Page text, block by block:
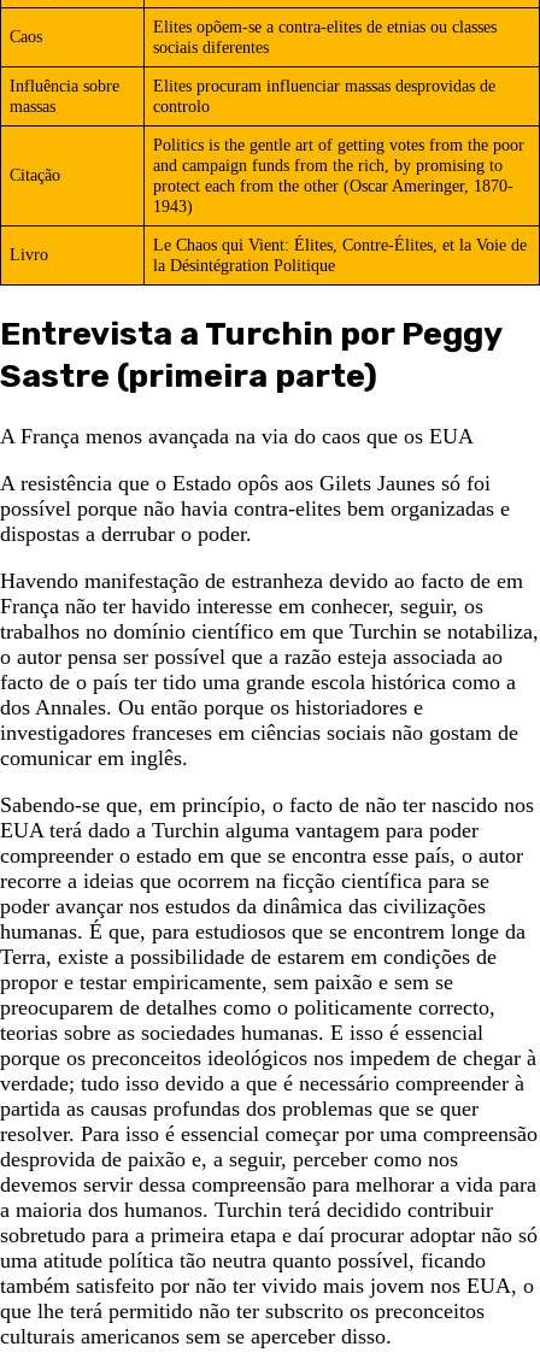
Caos
Elites opõem-se a contra-elites de etnias ou classes
sociais diferentes
Influência sobre
massas
Elites procuram influenciar massas desprovidas de
controlo
Citação
Politics is the gentle art of getting votes from the poor
and campaign funds from the rich, by promising to
protect each from the other (Oscar Ameringer, 1870-
1943)
Livro
Le Chaos qui Vient: Élites, Contre-Élites, et la Voie de
la Désintégration Politique
Entrevista a Turchin por Peggy
Sastre (primeira parte)
A França menos avançada na via do caos que os EUA
A resistência que o Estado opôs aos Gilets Jaunes só foi
possível porque não havia contra-elites bem organizadas e
dispostas a derrubar o poder.
Havendo manifestação de estranheza devido ao facto de em
França não ter havido interesse em conhecer, seguir, os
trabalhos no domínio científico em que Turchin se notabiliza,
o autor pensa ser possível que a razão esteja associada ao
facto de o país ter tido uma grande escola histórica como a
dos Annales. Ou então porque os historiadores e
investigadores franceses em ciências sociais não gostam de
comunicar em inglês.
Sabendo-se que, em princípio, o facto de não ter nascido nos
EUA terá dado a Turchin alguma vantagem para poder
compreender o estado em que se encontra esse país, o autor
recorre a ideias que ocorrem na ficção científica para se
poder avançar nos estudos da dinâmica das civilizações
humanas. É que, para estudiosos que se encontrem longe da
Terra, existe a possibilidade de estarem em condições de
propor e testar empiricamente, sem paixão e sem se
preocuparem de detalhes como o politicamente correcto,
teorias sobre as sociedades humanas. E isso é essencial
porque os preconceitos ideológicos nos impedem de chegar à
verdade; tudo isso devido a que é necessário compreender à
partida as causas profundas dos problemas que se quer
resolver. Para isso é essencial começar por uma compreensão
desprovida de paixão e, a seguir, perceber como nos
devemos servir dessa compreensão para melhorar a vida para
a maioria dos humanos. Turchin terá decidido contribuir
sobretudo para a primeira etapa e daí procurar adoptar não só
uma atitude política tão neutra quanto possível, ficando
também satisfeito por não ter vivido mais jovem nos EUA, o
que lhe terá permitido não ter subscrito os preconceitos
culturais americanos sem se aperceber disso.